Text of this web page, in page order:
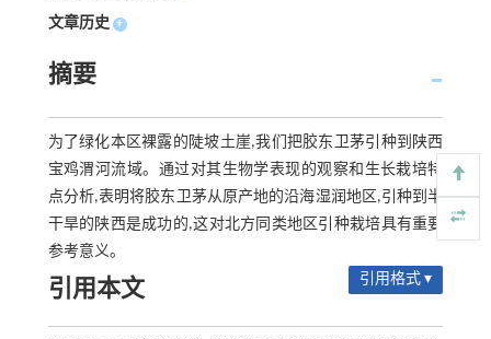
文章历史 +
摘要
为了绿化本区裸露的陡坡土崖,我们把胶东卫茅引种到陕西
宝鸡渭河流域。通过对其生物学表现的观察和生长栽培特
点分析,表明将胶东卫茅从原产地的沿海湿润地区,引种到半
干旱的陕西是成功的,这对北方同类地区引种栽培具有重要
参考意义。
引用本文 引用格式 ▾